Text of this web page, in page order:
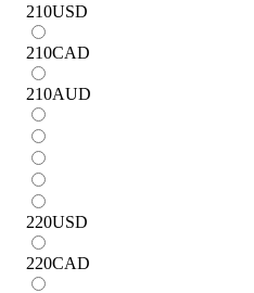
210USD
210CAD
210AUD
220USD
220CAD